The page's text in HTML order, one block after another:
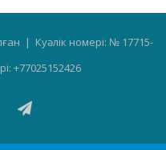
| Куәлік номері: № 17715-
+77025152426
Telegram